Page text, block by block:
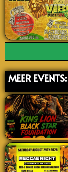
MEER EVENTS: